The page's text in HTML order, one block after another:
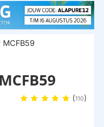
(110)